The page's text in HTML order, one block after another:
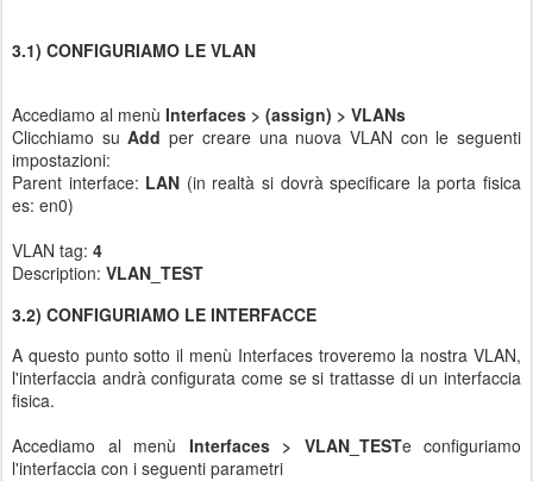
3.1) CONFIGURIAMO LE VLAN
Accediamo al menù Interfaces > (assign) > VLANs
Clicchiamo suAddper creare una nuova VLAN con le seguenti
impostazioni:
Parent interface: LAN (in realtà si dovrà specificare la porta fisica
es: en0)
VLAN tag: 4
Description: VLAN_TEST
3.2) CONFIGURIAMO LE INTERFACCE
A questo punto sotto il menù Interfaces troveremo la nostra VLAN,
l'interfaccia andrà configurata come se si trattasse di un interfaccia
fisica.
Accediamo al menù Interfaces > VLAN_TESTe configuriamo
l'interfaccia con i seguenti parametri